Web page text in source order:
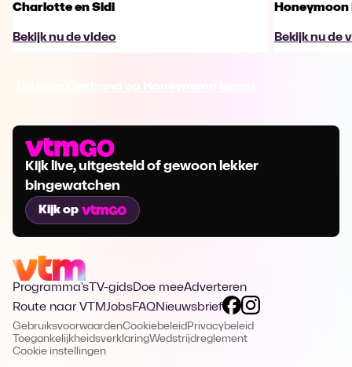
Charlotte en Sidi
Bekijk nu de video Bekijk nu de
Kijk live, uitgesteld of gewoon lekker
bingewatchen
Kijk op
Programma's TV-gidsDoe meeAdverteren
Route naar VTMJobsFAQNieuwsbrief
GebruiksvoorwaardenCookiebeleid Privacybeleid
ToegankelijkheidsverklaringWedstrijdreglement
Cookie instellingen